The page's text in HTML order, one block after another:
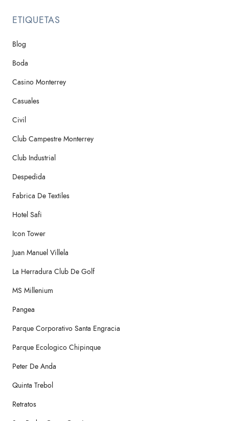
ETIQUETAS
Blog
Boda
Casino Monterrey
Casuales
Civil
Club Campestre Monterrey
Club Industrial
Despedida
Fabrica De Textiles
Hotel Safi
Icon Tower
Juan Manuel Villela
La Herradura Club De Golf
MS Millenium
Pangea
Parque Corporativo Santa Engracia
Parque Ecologico Chipinque
Peter De Anda
Quinta Trebol
Retratos